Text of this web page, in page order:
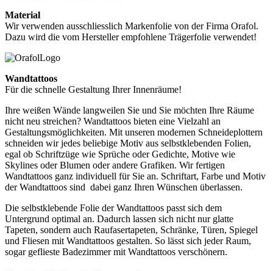
Material
Wir verwenden ausschliesslich Markenfolie von der Firma Orafol.
Dazu wird die vom Hersteller empfohlene Trägerfolie verwendet!
Wandtattoos
Für die schnelle Gestaltung Ihrer Innenräume!
Ihre weißen Wände langweilen Sie und Sie möchten Ihre Räume
nicht neu streichen? Wandtattoos bieten eine Vielzahl an
Gestaltungsmöglichkeiten. Mit unseren modernen Schneideplottern
schneiden wir jedes beliebige Motiv aus selbstklebenden Folien,
egal ob Schriftzüge wie Sprüche oder Gedichte, Motive wie
Skylines oder Blumen oder andere Grafiken. Wir fertigen
Wandtattoos ganz individuell für Sie an. Schriftart, Farbe und Motiv
der Wandtattoos sind dabei ganz Ihren Wünschen überlassen.
Die selbstklebende Folie der Wandtattoos passt sich dem
Untergrund optimal an. Dadurch lassen sich nicht nur glatte
Tapeten, sondern auch Raufasertapeten, Schränke, Türen, Spiegel
und Fliesen mit Wandtattoos gestalten. So lässt sich jeder Raum,
sogar geflieste Badezimmer mit Wandtattoos verschönern.